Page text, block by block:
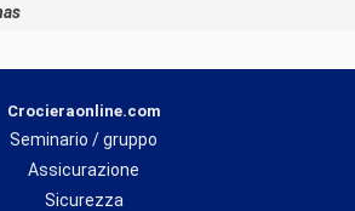
Crocieraonline.com
Seminario / gruppo
Assicurazione
Sicurezza